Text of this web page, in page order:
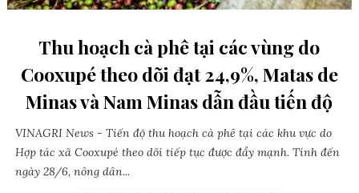
Thu hoạch cà phê tại các vùng do
Cooxupé theo dõi đạt 24,9%, Matas de
Minas và Nam Minas dẫn đầu tiến độ
VINAGRI News - Tiến độ thu hoạch cà phê tại các khu vực do
Hợp tác xã Cooxupé theo dõi tiếp tục được đẩy mạnh. Tính đến
ngày 28/6, nông dân...